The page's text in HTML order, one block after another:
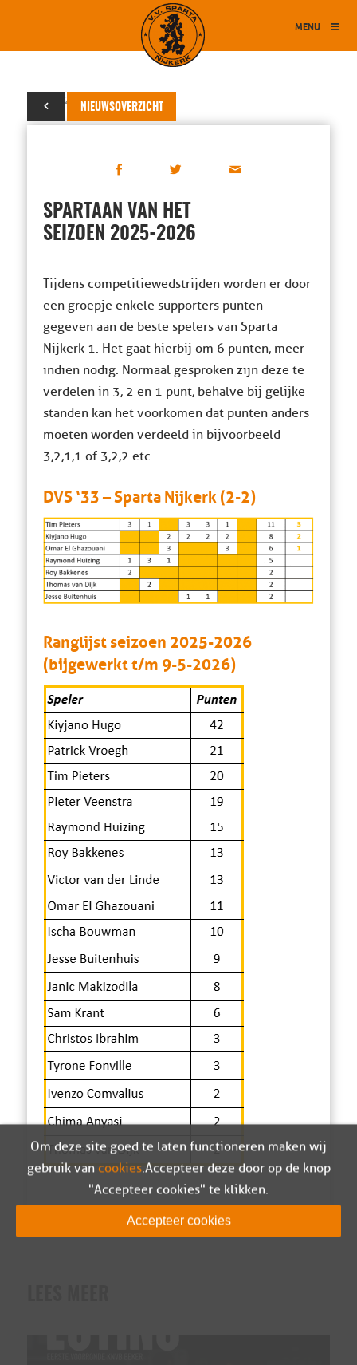
MENU
NIEUWSOVERZICHT
10 mei 2026
SPARTAAN VAN HET
SEIZOEN 2025-2026
Tijdens competitiewedstrijden worden er door
een groepje enkele supporters punten
gegeven aan de beste spelers van Sparta
Nijkerk 1. Het gaat hierbij om 6 punten, meer
indien nodig. Normaal gesproken zijn deze te
verdelen in 3, 2 en 1 punt, behalve bij gelijke
standen kan het voorkomen dat punten anders
moeten worden verdeeld in bijvoorbeeld
3,2,1,1 of 3,2,2 etc.
DVS ‘33 – Sparta Nijkerk (2-2)
Ranglijst seizoen 2025-2026
(bijgewerkt t/m 9-5-2026)
Om deze site goed te laten functioneren maken wij
gebruik van cookies. Accepteer deze door op de knop
"Accepteer cookies" te klikken.
Accepteer cookies